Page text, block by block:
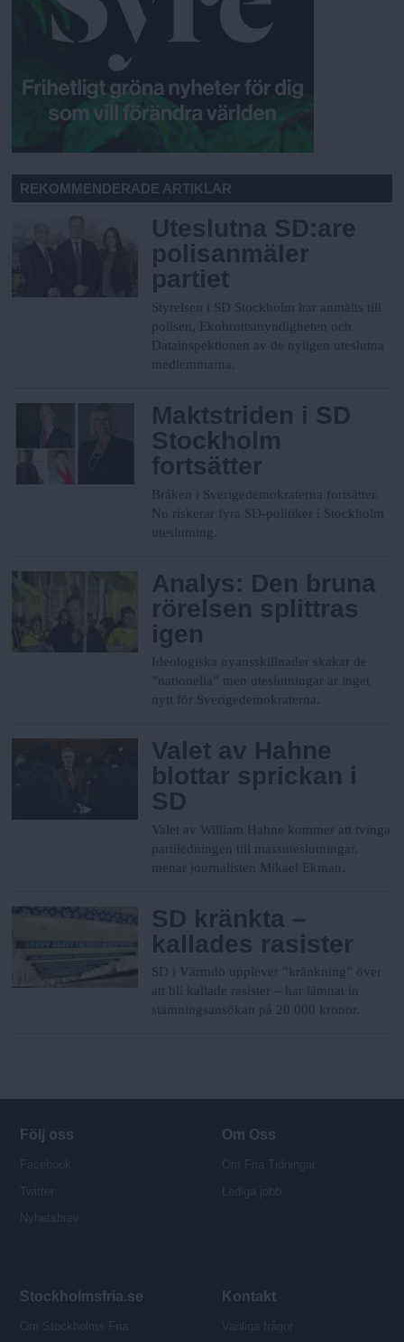
REKOMMENDERADE ARTIKLAR
Uteslutna SD:are
polisanmäler
partiet
Styrelsen i SD Stockholm har anmälts till
polisen, Ekobrottsmyndigheten och
Datainspektionen av de nyligen uteslutna
medlemmarna.
Maktstriden i SD
Stockholm
fortsätter
Bråken i Sverigedemokraterna fortsätter.
Nu riskerar fyra SD-politiker i Stockholm
uteslutning.
Analys: Den bruna
rörelsen splittras
igen
Ideologiska nyansskillnader skakar de
”nationella” men uteslutningar är inget
nytt för Sverigedemokraterna.
Valet av Hahne
blottar sprickan i
SD
Valet av William Hahne kommer att tvinga
partiledningen till massuteslutningar,
menar journalisten Mikael Ekman.
SD kränkta –
kallades rasister
SD i Värmdö upplever ”kränkning” över
att bli kallade rasister – har lämnat in
stämningsansökan på 20 000 kronor.
Följ oss Om Oss
Stockholmsfria.se Kontakt